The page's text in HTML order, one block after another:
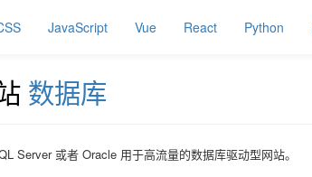
JavaScript Vue React Python
数据库
Server 或者 Oracle 用于高流量的数据库驱动型网站。